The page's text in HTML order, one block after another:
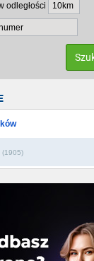
odległości
(1905)